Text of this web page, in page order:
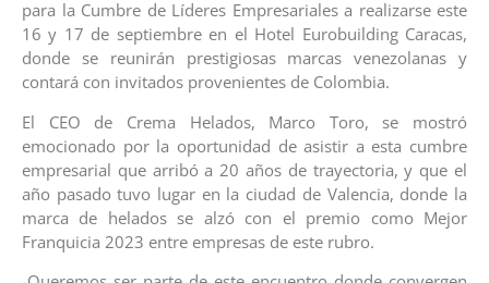
para la Cumbre de Líderes Empresariales a realizarse este
16 y 17 de septiembre en el Hotel Eurobuilding Caracas,
donde se reunirán prestigiosas marcas venezolanas y
contará con invitados provenientes de Colombia.
El CEO de Crema Helados, Marco Toro, se mostró
emocionado por la oportunidad de asistir a esta cumbre
empresarial que arribó a 20 años de trayectoria, y que el
año pasado tuvo lugar en la ciudad de Valencia, donde la
marca de helados se alzó con el premio como Mejor
Franquicia 2023 entre empresas de este rubro.